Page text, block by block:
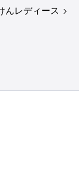
んレディース